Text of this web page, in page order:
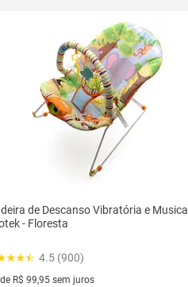
de Descanso Vibratória e Musical
- Floresta
4.5 (900)
R$ 99,95 sem juros